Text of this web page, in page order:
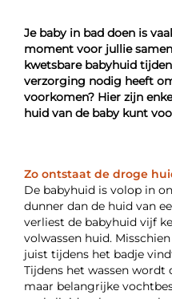
Je baby in bad doen is
moment voor jullie
kwetsbare babyhuid
verzorging nodig heeft
voorkomen? Hier zijn
huid van de baby kunt
Zo ontstaat de droge
De babyhuid is volop in
dunner dan de huid van
verliest de babyhuid vijf
volwassen huid.
juist tijdens het badje
Tijdens het wassen wordt
maar belangrijke